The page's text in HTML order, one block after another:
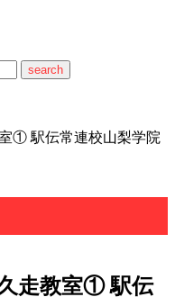
① 駅伝常連校山梨学院
走教室① 駅伝